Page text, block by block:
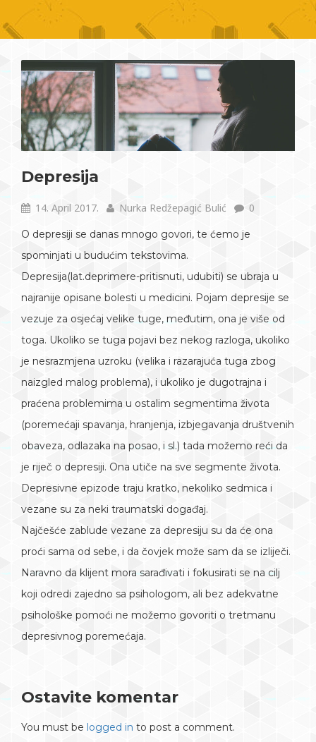
Depresija
14. April 2017. Nurka Redžepagić Bulić 0
O depresiji se danas mnogo govori, te ćemo je
spominjati u budućim tekstovima.
Depresija(lat.deprimere-pritisnuti, udubiti) se ubraja u
najranije opisane bolesti u medicini. Pojam depresije se
vezuje za osjećaj velike tuge, međutim, ona je više od
toga. Ukoliko se tuga pojavi bez nekog razloga, ukoliko
je nesrazmjena uzroku (velika i razarajuća tuga zbog
naizgled malog problema), i ukoliko je dugotrajna i
praćena problemima u ostalim segmentima života
(poremećaji spavanja, hranjenja, izbjegavanja društvenih
obaveza, odlazaka na posao, i sl.) tada možemo reći da
je riječ o depresiji. Ona utiče na sve segmente života.
Depresivne epizode traju kratko, nekoliko sedmica i
vezane su za neki traumatski događaj.
Najčešće zablude vezane za depresiju su da će ona
proći sama od sebe, i da čovjek može sam da se izliječi.
Naravno da klijent mora sarađivati i fokusirati se na cilj
koji odredi zajedno sa psihologom, ali bez adekvatne
psihološke pomoći ne možemo govoriti o tretmanu
depresivnog poremećaja.
Ostavite komentar
You must be logged in to post a comment.